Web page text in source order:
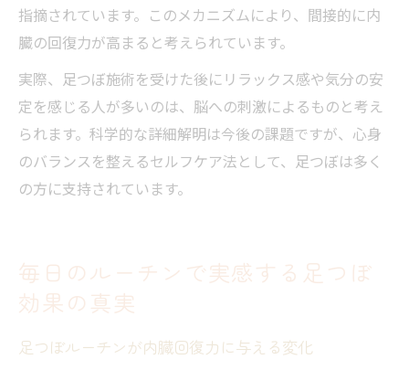
指摘されています。このメカニズムにより、間接的に内
臓の回復力が高まると考えられています。
実際、足つぼ施術を受けた後にリラックス感や気分の安
定を感じる人が多いのは、脳への刺激によるものと考え
られます。科学的な詳細解明は今後の課題ですが、心身
のバランスを整えるセルフケア法として、足つぼは多く
の方に支持されています。
毎日のルーチンで実感する足つぼ
効果の真実
足つぼルーチンが内臓回復力に与える変化